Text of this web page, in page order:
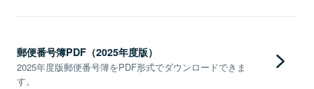
郵便番号簿PDF（2025年度版）
2025年度版郵便番号簿をPDF形式でダウンロードできま
す。